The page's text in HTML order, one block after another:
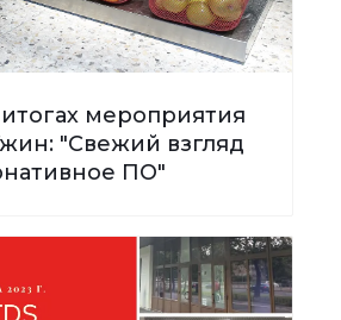
мероприятия
"Свежий взгляд
ПО"